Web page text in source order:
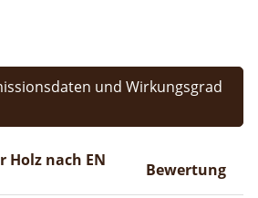
und Wirkungsgrad
Holz nach EN
Bewertung